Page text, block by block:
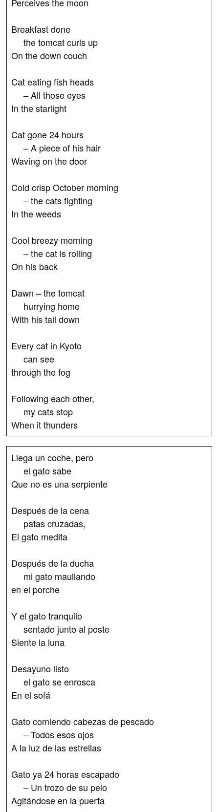
Perceives the moon
Breakfast done
the tomcat curls up
On the down couch
Cat eating fish heads
– All those eyes
In the starlight
Cat gone 24 hours
– A piece of his hair
Waving on the door
Cold crisp October morning
– the cats fighting
In the weeds
Cool breezy morning
– the cat is rolling
On his back
Dawn – the tomcat
hurrying home
With his tail down
Every cat in Kyoto
can see
through the fog
Following each other,
my cats stop
When it thunders
Llega un coche, pero
el gato sabe
Que no es una serpiente
Después de la cena
patas cruzadas,
El gato medita
Después de la ducha
mi gato maullando
en el porche
Y el gato tranquilo
sentado junto al poste
Siente la luna
Desayuno listo
el gato se enrosca
En el sofá
Gato comiendo cabezas de pescado
– Todos esos ojos
A la luz de las estrellas
Gato ya 24 horas escapado
– Un trozo de su pelo
Agitándose en la puerta